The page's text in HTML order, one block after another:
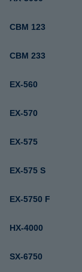
CBM 123
CBM 233
EX-560
EX-570
EX-575
EX-575 S
EX-5750 F
HX-4000
SX-6750